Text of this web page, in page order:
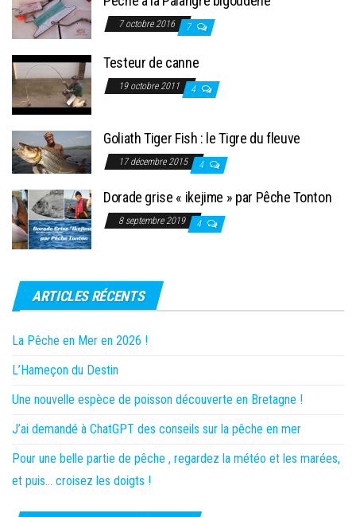
7 octobre 2016 7
Testeur de canne
19 octobre 2011 4
Goliath Tiger Fish : le Tigre du fleuve
17 décembre 2015 4
Dorade grise « ikejime » par Pêche Tonton
8 septembre 2019 4
ARTICLES RÉCENTS
La Pêche en Mer en 2026 !
L’Hameçon du Destin
Une nouvelle espèce de poisson découverte en Bretagne !
J’ai demandé à ChatGPT des conseils sur la pêche en mer
Pour une belle partie de pêche , regardez la météo et les marées,
et puis… croisez les doigts !